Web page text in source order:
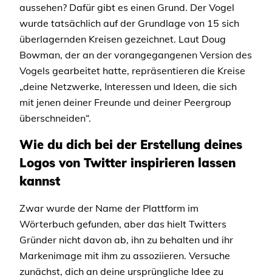
aussehen? Dafür gibt es einen Grund. Der Vogel
wurde tatsächlich auf der Grundlage von 15 sich
überlagernden Kreisen gezeichnet. Laut Doug
Bowman, der an der vorangegangenen Version des
Vogels gearbeitet hatte, repräsentieren die Kreise
„deine Netzwerke, Interessen und Ideen, die sich
mit jenen deiner Freunde und deiner Peergroup
überschneiden“.
Wie du dich bei der Erstellung deines
Logos von Twitter inspirieren lassen
kannst
Zwar wurde der Name der Plattform im
Wörterbuch gefunden, aber das hielt Twitters
Gründer nicht davon ab, ihn zu behalten und ihr
Markenimage mit ihm zu assoziieren. Versuche
zunächst, dich an deine ursprüngliche Idee zu